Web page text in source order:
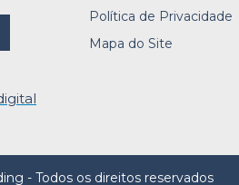
Política de Privacidade
Mapa do Site
- Todos os direitos reservados